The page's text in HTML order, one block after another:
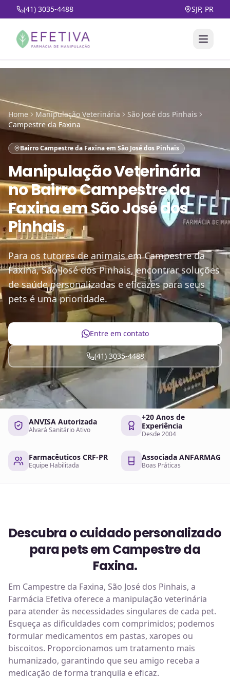
(41) 3035-4488 SJP, PR
Home Manipulação Veterinária
São José dos Pinhais
Campestre da Faxina
Bairro Campestre da Faxina em São José dos Pinhais
Manipulação Veterinária
noBairro Campestre da
Faxina em São José dos
Pinhais
Para os tutores de animais em Campestre da
Faxina, São José dos Pinhais, encontrar soluções
de saúde personalizadas e eficazes para seus
pets é uma prioridade.
Entre em contato
(41) 3035-4488
ANVISA Autorizada
Alvará Sanitário Ativo
+20 Anos de
Experiência
Desde 2004
Farmacêuticos CRF-PR
Equipe Habilitada
Associada ANFARMAG
Boas Práticas
Descubra o cuidado personalizado
para pets em Campestre da
Faxina.
Em Campestre da Faxina, São José dos Pinhais, a
Farmácia Efetiva oferece a manipulação veterinária
para atender às necessidades singulares de cada pet.
Esqueça as dificuldades com comprimidos; podemos
formular medicamentos em pastas, xaropes ou
biscoitos. Proporcionamos um tratamento mais
humanizado, garantindo que seu amigo receba a
medicação de forma tranquila e eficaz.